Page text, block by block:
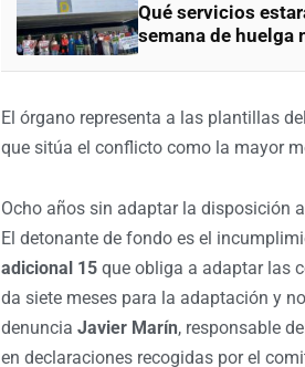
Qué servicios
semana de huelga
El órgano representa a las plantillas
que sitúa el conflicto como la mayor
Ocho años sin adaptar la disposición
El detonante de fondo es el
adicional 15 que obliga a adaptar las
da siete meses para la adaptación y
denuncia Javier Marín, responsable
en declaraciones recogidas por el